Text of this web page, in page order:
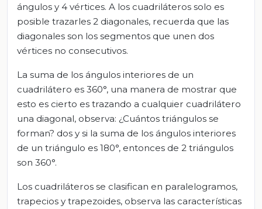
ángulos y 4 vértices. A los cuadriláteros solo es
posible trazarles 2 diagonales, recuerda que las
diagonales son los segmentos que unen dos
vértices no consecutivos.
La suma de los ángulos interiores de un
cuadrilátero es 360°, una manera de mostrar que
esto es cierto es trazando a cualquier cuadrilátero
una diagonal, observa: ¿Cuántos triángulos se
forman? dos y si la suma de los ángulos interiores
de un triángulo es 180°, entonces de 2 triángulos
son 360°.
Los cuadriláteros se clasifican en paralelogramos,
trapecios y trapezoides, observa las características